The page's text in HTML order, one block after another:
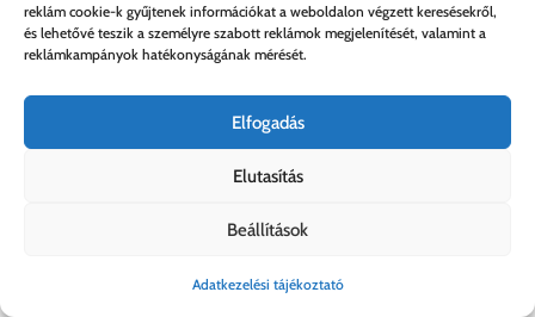
reklám cookie-k gyűjtenek információkat a weboldalon végzett keresésekről,
és lehetővé teszik a személyre szabott reklámok megjelenítését, valamint a
reklámkampányok hatékonyságának mérését.
Elfogadás
Elutasítás
Beállítások
Adatkezelési tájékoztató
Kovács András e.v. | 57357889-1-33